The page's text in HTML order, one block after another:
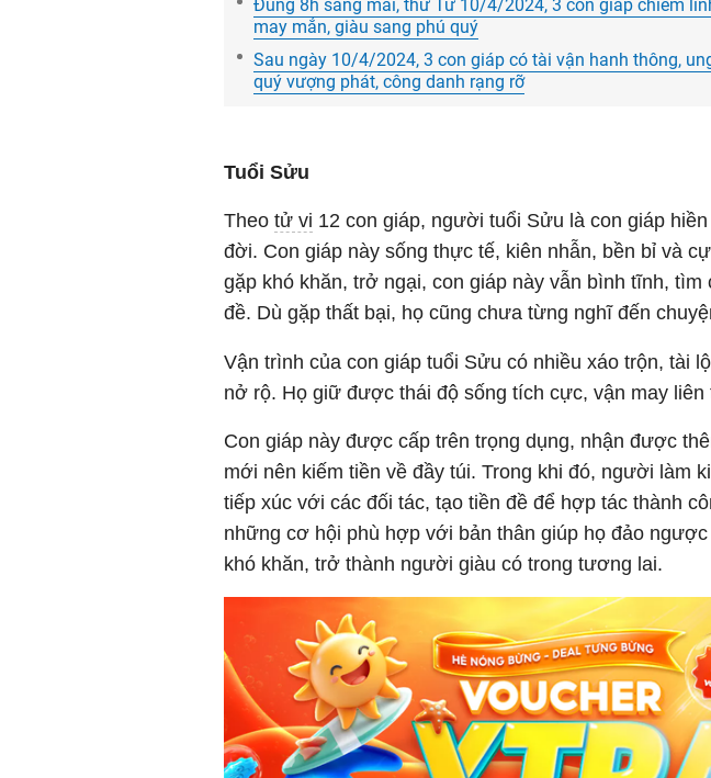
Đúng 8h sáng mai, thứ Tư 10/4/2024, 3 con giáp chiếm
may mắn, giàu sang phú quý
Sau ngày 10/4/2024, 3 con giáp có tài vận hanh thông,
quý vượng phát, công danh rạng rỡ
Tuổi Sửu
Theo tử vi 12 con giáp, người tuổi Sửu là con giáp
đời. Con giáp này sống thực tế, kiên nhẫn, bền bỉ và
gặp khó khăn, trở ngại, con giáp này vẫn bình tĩnh, tìm
đề. Dù gặp thất bại, họ cũng chưa từng nghĩ đến
Vận trình của con giáp tuổi Sửu có nhiều xáo trộn, tài
nở rộ. Họ giữ được thái độ sống tích cực, vận may liên
Con giáp này được cấp trên trọng dụng, nhận được
mới nên kiếm tiền về đầy túi. Trong khi đó, người làm
tiếp xúc với các đối tác, tạo tiền đề để hợp tác thành
những cơ hội phù hợp với bản thân giúp họ đảo
khó khăn, trở thành người giàu có trong tương lai.